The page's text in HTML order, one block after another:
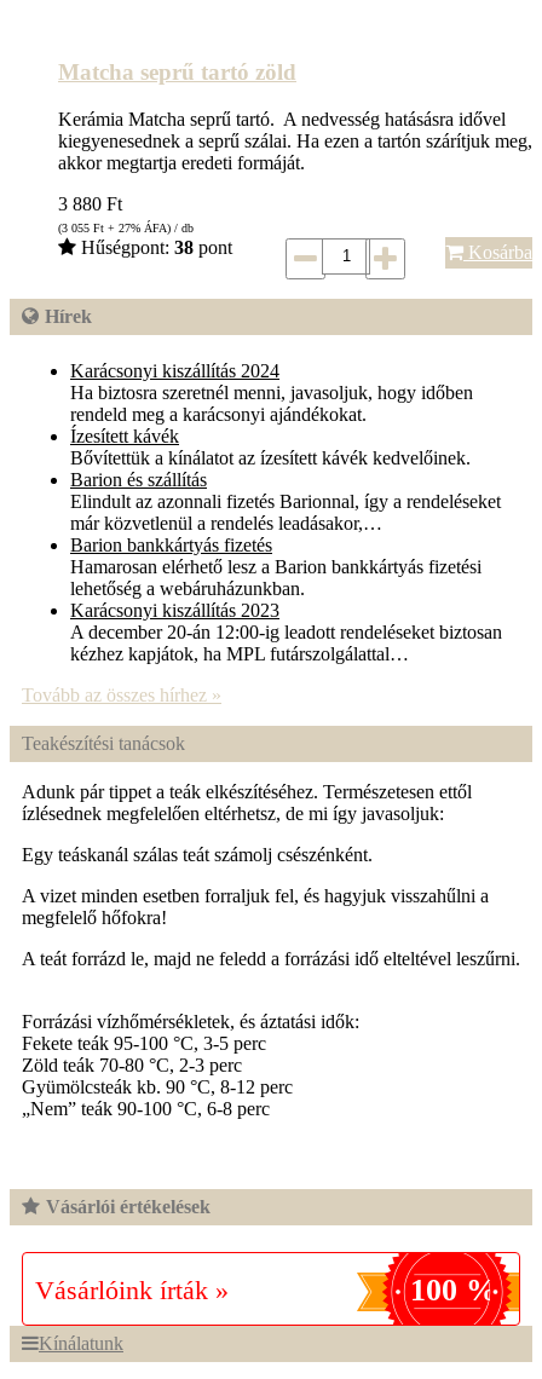
Matcha seprű tartó zöld
Kerámia Matcha seprű tartó. A nedvesség hatásásra idővel
kiegyenesednek a seprű szálai. Ha ezen a tartón szárítjuk meg,
akkor megtartja eredeti formáját.
3 880 Ft
(3 055 Ft + 27% ÁFA) / db
Hűségpont: 38 pont Kosárba
Hírek
Karácsonyi kiszállítás 2024
Ha biztosra szeretnél menni, javasoljuk, hogy időben
rendeld meg a karácsonyi ajándékokat.
Ízesített kávék
Bővítettük a kínálatot az ízesített kávék kedvelőinek.
Barion és szállítás
Elindult az azonnali fizetés Barionnal, így a rendeléseket
már közvetlenül a rendelés leadásakor,…
Barion bankkártyás fizetés
Hamarosan elérhető lesz a Barion bankkártyás fizetési
lehetőség a webáruházunkban.
Karácsonyi kiszállítás 2023
A december 20-án 12:00-ig leadott rendeléseket biztosan
kézhez kapjátok, ha MPL futárszolgálattal…
Tovább az összes hírhez »
Teakészítési tanácsok
Adunk pár tippet a teák elkészítéséhez. Természetesen ettől
ízlésednek megfelelően eltérhetsz, de mi így javasoljuk:
Egy teáskanál szálas teát számolj csészénként.
A vizet minden esetben forraljuk fel, és hagyjuk visszahűlni a
megfelelő hőfokra!
A teát forrázd le, majd ne feledd a forrázási idő elteltével leszűrni.
Forrázási vízhőmérsékletek, és áztatási idők:
Fekete teák 95-100 °C, 3-5 perc
Zöld teák 70-80 °C, 2-3 perc
Gyümölcsteák kb. 90 °C, 8-12 perc
„Nem” teák 90-100 °C, 6-8 perc
Vásárlói értékelések
Vásárlóink írták » 100 %
Kínálatunk